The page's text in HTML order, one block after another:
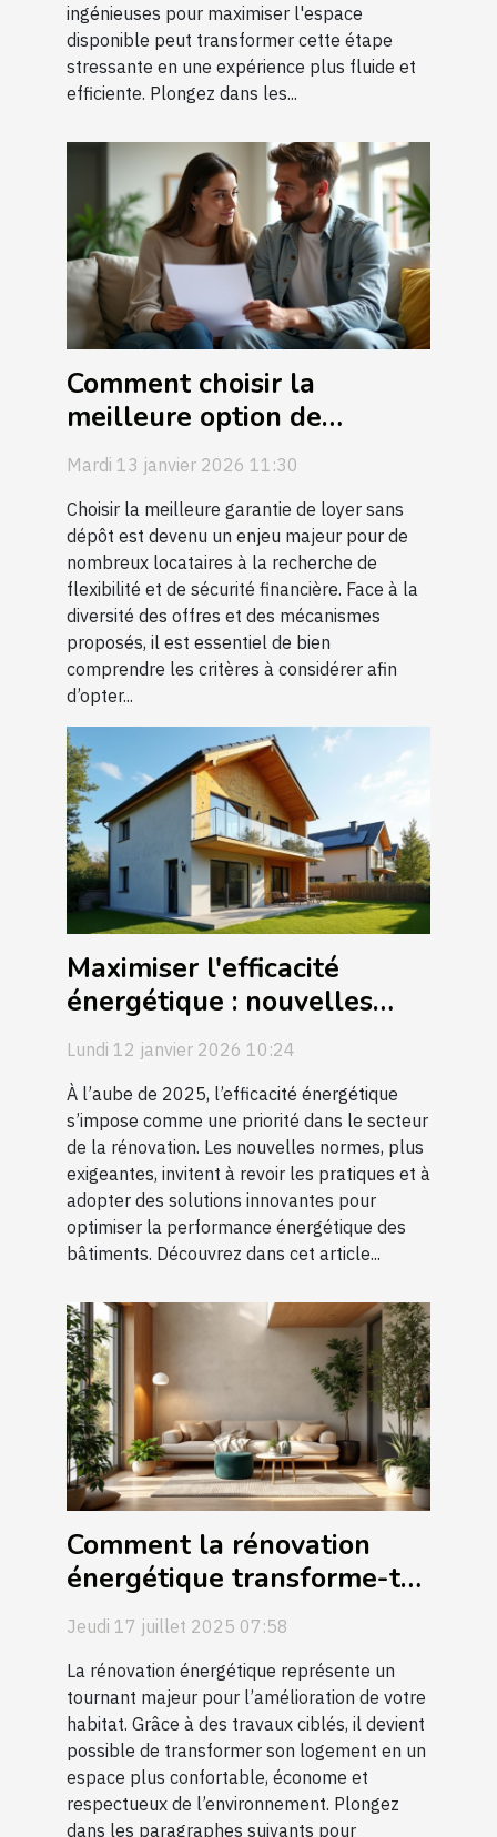
ingénieuses pour maximiser l'espace
disponible peut transformer cette étape
stressante en une expérience plus fluide et
efficiente. Plongez dans les...
Comment choisir la
meilleure option de
garantie de loyer sans
dépôt ?
Mardi 13 janvier 2026 11:30
Choisir la meilleure garantie de loyer sans
dépôt est devenu un enjeu majeur pour de
nombreux locataires à la recherche de
flexibilité et de sécurité financière. Face à la
diversité des offres et des mécanismes
proposés, il est essentiel de bien
comprendre les critères à considérer afin
d’opter...
Maximiser l'efficacité
énergétique : nouvelles
normes pour la rénovation
2025
Lundi 12 janvier 2026 10:24
À l’aube de 2025, l’efficacité énergétique
s’impose comme une priorité dans le secteur
de la rénovation. Les nouvelles normes, plus
exigeantes, invitent à revoir les pratiques et à
adopter des solutions innovantes pour
optimiser la performance énergétique des
bâtiments. Découvrez dans cet article...
Comment la rénovation
énergétique transforme-t-
elle votre habitat ?
Jeudi 17 juillet 2025 07:58
La rénovation énergétique représente un
tournant majeur pour l’amélioration de votre
habitat. Grâce à des travaux ciblés, il devient
possible de transformer son logement en un
espace plus confortable, économe et
respectueux de l’environnement. Plongez
dans les paragraphes suivants pour